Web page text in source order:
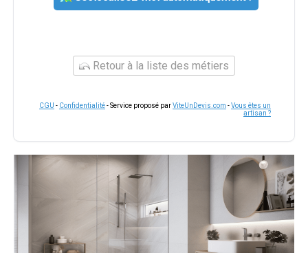
Retour à la liste des métiers
CGU - Confidentialité- Service proposé parViteUnDevis.com -Vous êtes un
artisan ?